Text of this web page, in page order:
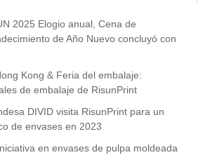
2025 Elogio anual, Cena de
de Año Nuevo concluyó con
Kong & Feria del embalaje:
de embalaje de RisunPrint
DIVID visita RisunPrint para un
de envases en 2023
en envases de pulpa moldeada